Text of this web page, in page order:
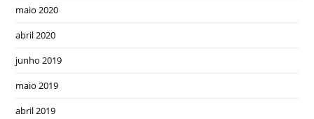
maio 2020
abril 2020
junho 2019
maio 2019
abril 2019